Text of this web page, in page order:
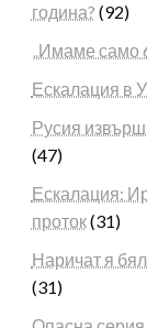
година? (92)
„Имаме само
Ескалация в
Русия
(47)
Ескалация:
проток(31)
Наричат я
(31)